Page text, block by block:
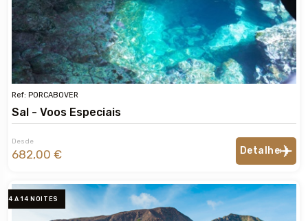
Ref: PORCABOVER
Sal - Voos Especiais
Desde
682,00 € Detalhe
4 A 14 NOITES